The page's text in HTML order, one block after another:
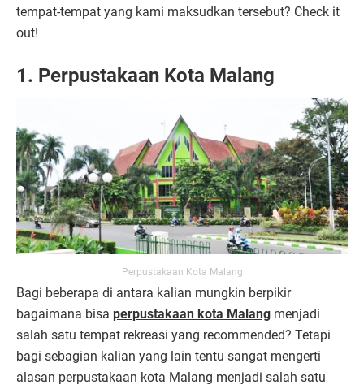
tempat-tempat yang kami maksudkan tersebut? Check it
out!
1. Perpustakaan Kota Malang
Perpustakaan Kota Malang
Bagi beberapa di antara kalian mungkin berpikir
bagaimana bisa perpustakaan kota Malang menjadi
salah satu tempat rekreasi yang recommended? Tetapi
bagi sebagian kalian yang lain tentu sangat mengerti
alasan perpustakaan kota Malang menjadi salah satu